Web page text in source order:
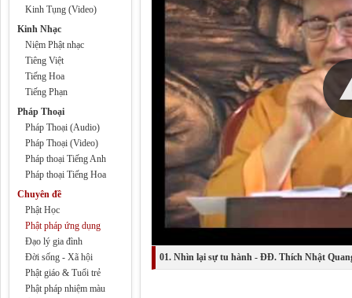
Kinh Tụng (Video)
Kinh Nhạc
Niệm Phật nhạc
Tiêng Việt
Tiếng Hoa
Tiếng Phạn
Pháp Thoại
Pháp Thoại (Audio)
Pháp Thoại (Video)
Pháp thoại Tiếng Anh
Pháp thoại Tiếng Hoa
Chuyên đề
Phật Học
Phật pháp ứng dụng
Đạo lý gia đình
Đời sống - Xã hội
Phật giáo & Tuổi trẻ
Phật pháp nhiệm màu
01. Nhìn lại sự tu hành - ĐĐ. Thích Nhật